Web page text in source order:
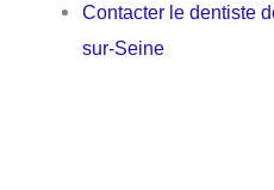
Contacter le dentiste
sur-Seine